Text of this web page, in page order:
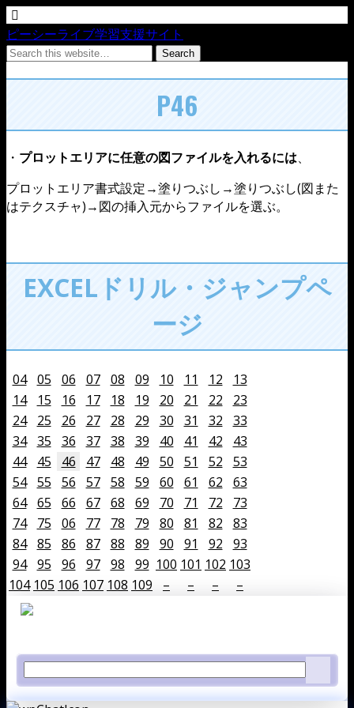
ピーシーライブ学習支援サイト
P46
・ プロットエリアに任意の図ファイルを入れるには、
プロットエリア書式設定→塗りつぶし→塗りつぶし(図また
はテクスチャ)→図の挿入元からファイルを選ぶ。
EXCELドリル・ジャンプペ
ージ
04 05 06 07 08 09 10 11 12
13
14
15 16 17 18 19 20 21 22
23
24
25 26 27 28 29 30 31 32
33
34
35 36 37 38 39 40 41 42
43
44
45 46 47 48 49 50 51 52
53
54
55 56 57 58 59 60 61 62
63
64
65 66 67 68 69 70 71 72
73
74
75 06 77 78 79 80 81 82
83
84
85 86 87 88 89 90 91 92
93
94
95 96 97 98 99 100 101 102 103
104 105 106 107 108 109 – – – –